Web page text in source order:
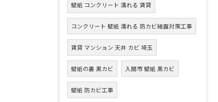
壁紙 コンクリート 濡れる 賃貸
コンクリート 壁紙 濡れる 防カビ結露対策工事
賃貸 マンション 天井 カビ 埼玉
壁紙の裏 黒カビ 入間市 壁紙 黒カビ
壁紙 防カビ工事